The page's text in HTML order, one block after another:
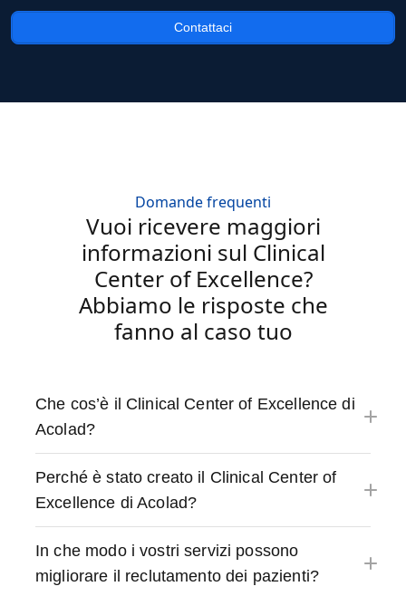
Contattaci
Domande frequenti
Vuoi ricevere maggiori
informazioni sul Clinical
Center of Excellence?
Abbiamo le risposte che
fanno al caso tuo
Che cos’è il Clinical Center of Excellence di
Acolad?
Perché è stato creato il Clinical Center of
Excellence di Acolad?
In che modo i vostri servizi possono
migliorare il reclutamento dei pazienti?